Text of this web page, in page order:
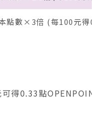
點數×3倍 (每100元得
得0.33點OPENPOINT